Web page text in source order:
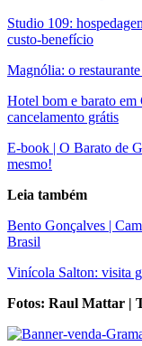
Studio 109:
custo-benefício
Magnólia: o
Hotel bom e barato em
cancelamento grátis
E-book | O Barato de
mesmo!
Leia também
Bento Gonçalves |
Brasil
Vinícola Salton: visita
Fotos: Raul Mattar |